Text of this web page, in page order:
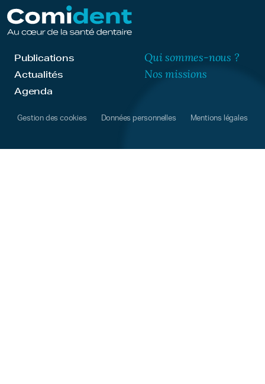
Publications
Actualités
Agenda
Qui sommes-nous ?
Nos missions
Gestion des cookies Données personnelles Mentions légales